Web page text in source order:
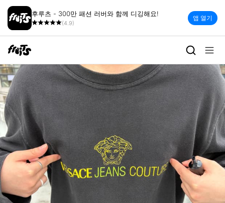
후루츠 - 300만 패션 러버와 함께 디깅해요!
(4.9)
앱 열기